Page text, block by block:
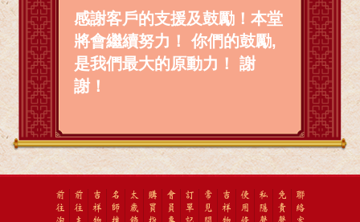
感謝客戶的支援及鼓勵！本堂
將會繼續努力！ 你們的鼓勵,
是我們最大的原動力！ 謝
謝！
前
往
前
往
吉
祥
名
師
太
歲
購
買
會
員
訂
單
常
見
吉
祥
使
用
私
隱
免
責
聯
絡